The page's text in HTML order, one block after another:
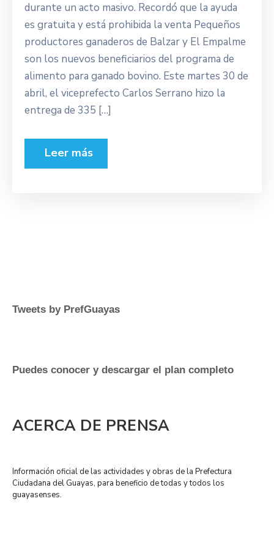
durante un acto masivo. Recordó que la ayuda
es gratuita y está prohibida la venta Pequeños
productores ganaderos de Balzar y El Empalme
son los nuevos beneficiarios del programa de
alimento para ganado bovino. Este martes 30 de
abril, el viceprefecto Carlos Serrano hizo la
entrega de 335 […]
Leer más
Tweets by PrefGuayas
Puedes conocer y descargar el plan completo
ACERCA DE PRENSA
Información oficial de las actividades y obras de la Prefectura
Ciudadana del Guayas, para beneficio de todas y todos los
guayasenses.